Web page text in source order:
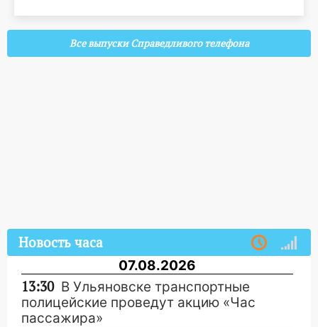
Все выпуски Справедливого телефона
Новость часа
07.08.2026
13:30 В Ульяновске транспортные
полицейские проведут акцию «Час
пассажира»